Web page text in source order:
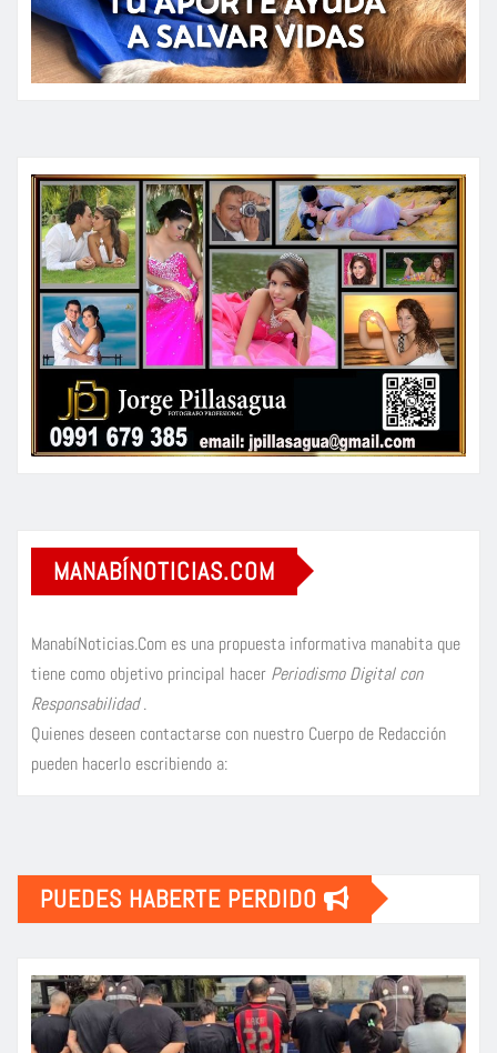
MANABÍNOTICIAS.COM
ManabíNoticias.Com es una propuesta informativa manabita que
tiene como objetivo principal hacer Periodismo Digital con
Responsabilidad.
Quienes deseen contactarse con nuestro Cuerpo de Redacción
pueden hacerlo escribiendo a:
PUEDES HABERTE PERDIDO